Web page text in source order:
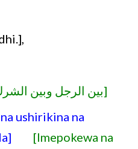
[بين الرجل وبين
ushirikina na
[Imepokewa na